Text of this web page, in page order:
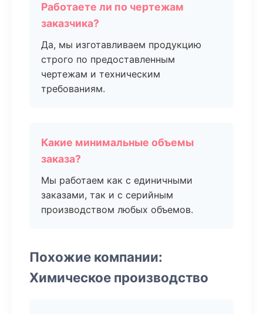
Работаете ли по чертежам
заказчика?
Да, мы изготавливаем продукцию
строго по предоставленным
чертежам и техническим
требованиям.
Какие минимальные объемы
заказа?
Мы работаем как с единичными
заказами, так и с серийным
производством любых объемов.
Похожие компании:
Химическое производство